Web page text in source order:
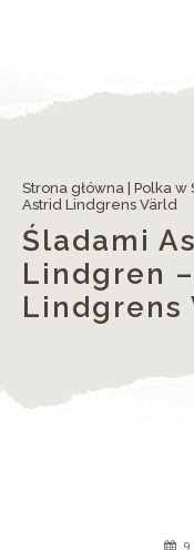
Strona główna Polka w
Astrid Lindgrens Värld
Śladami
Lindgren
Lindgrens
9